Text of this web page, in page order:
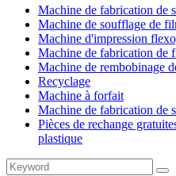
Machine de fabrication de
Machine de soufflage de
Machine d'impression
Machine de fabrication de
Machine de rembobinage
Recyclage
Machine à forfait
Machine de fabrication de
Pièces de rechange
plastique